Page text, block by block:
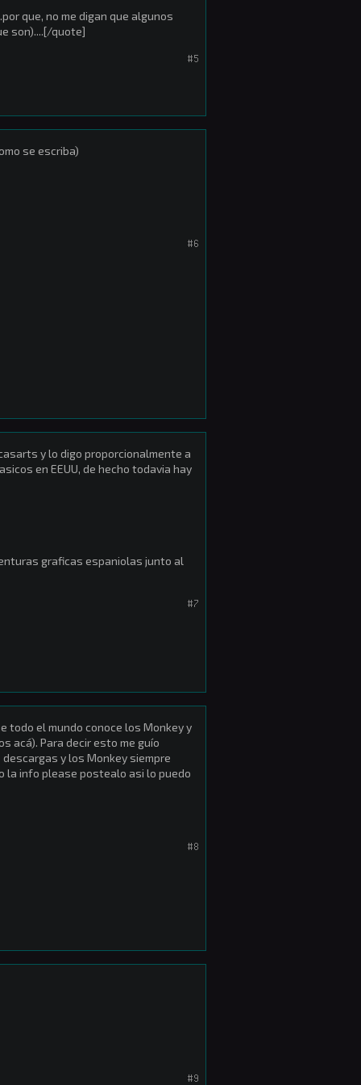
que, no me digan que algunos
son)....[/quote]
#5
se escriba)
#6
y lo digo proporcionalmente a
en EEUU, de hecho todavia hay
graficas espaniolas junto al
#7
todo el mundo conoce los Monkey y
acá). Para decir esto me guío
y los Monkey siempre
la info please postealo asi lo puedo
#8
#9